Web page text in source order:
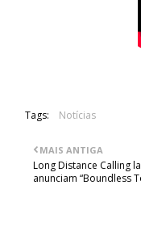
Tags: Notícias
MAIS ANTIGA
Long Distance Calling
anunciam “Boundless